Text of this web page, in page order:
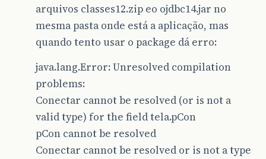
arquivos classes12.zip eo ojdbc14.jar no
mesma pasta onde está a aplicação, mas
quando tento usar o package dá erro:
java.lang.Error: Unresolved compilation
problems:
Conectar cannot be resolved (or is not a
valid type) for the field tela.pCon
pCon cannot be resolved
Conectar cannot be resolved or is not a type